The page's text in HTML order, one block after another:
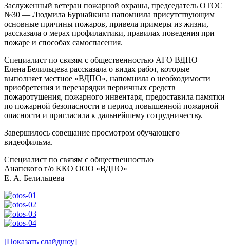
Заслуженный ветеран пожарной охраны, председатель ОТОС
№30 — Людмила Бурнайкина напомнила присутствующим
основные причины пожаров, привела примеры из жизни,
рассказала о мерах профилактики, правилах поведения при
пожаре и способах самоспасения.
Специалист по связям с общественностью АГО ВДПО —
Елена Белильцева рассказала о видах работ, которые
выполняет местное «ВДПО», напомнила о необходимости
приобретения и перезарядки первичных средств
пожаротушения, пожарного инвентаря, предоставила памятки
по пожарной безопасности в период повышенной пожарной
опасности и пригласила к дальнейшему сотрудничеству.
Завершилось совещание просмотром обучающего
видеофильма.
Специалист по связям с общественностью
Анапского г/о ККО ООО «ВДПО»
Е. А. Белильцева
[Показать слайдшоу]